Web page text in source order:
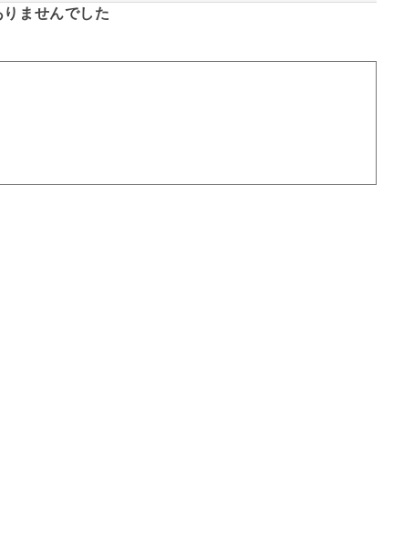
ませんでした